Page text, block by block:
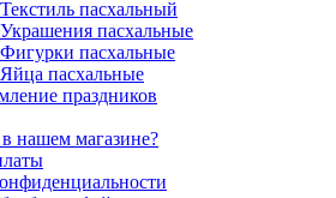
Текстиль пасхальный
Украшения пасхальные
Фигурки пасхальные
Яйца пасхальные
праздников
нашем магазине?